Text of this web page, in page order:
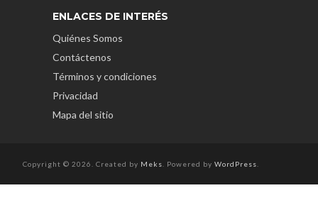
ENLACES DE INTERÉS
Quiénes Somos
Contáctenos
Términos y condiciones
Privacidad
Mapa del sitio
Copyright © 2026. Created by Meks . Powered by WordPress